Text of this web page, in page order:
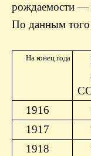
рождаемости —
По данным того
На конец года
1916
1917
1918